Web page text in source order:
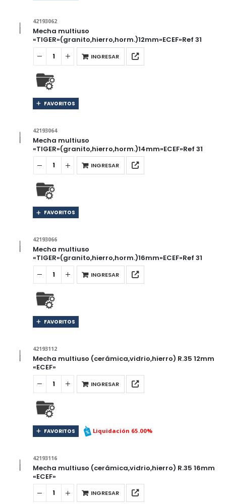
42193062
Mecha multiuso
«TIGER»(granito,hierro,horm.)12mm»ECEF»Ref 31
INGRESAR
FAVORITOS
42193064
Mecha multiuso
«TIGER»(granito,hierro,horm.)14mm»ECEF»Ref 31
INGRESAR
FAVORITOS
42193066
Mecha multiuso
«TIGER»(granito,hierro,horm.)16mm»ECEF»Ref 31
INGRESAR
FAVORITOS
42193112
Mecha multiuso (cerámica,vidrio,hierro) R.35 12mm
«ECEF»
INGRESAR
FAVORITOS Liquidación 65.00%
42193116
Mecha multiuso (cerámica,vidrio,hierro) R.35 16mm
«ECEF»
INGRESAR